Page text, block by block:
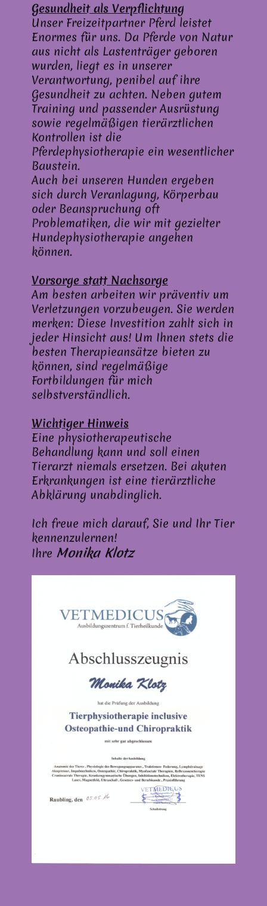
Gesundheit als Verpflichtung
Unser Freizeitpartner Pferd leistet
Enormes für uns. Da Pferde von Natur
aus nicht als Lastenträger geboren
wurden, liegt es in unserer
Verantwortung, penibel auf ihre
Gesundheit zu achten. Neben gutem
Training und passender Ausrüstung
sowie regelmäßigen tierärztlichen
Kontrollen ist die
Pferdephysiotherapie ein wesentlicher
Baustein.
Auch bei unseren Hunden ergeben
sich durch Veranlagung, Körperbau
oder Beanspruchung oft
Problematiken, die wir mit gezielter
Hundephysiotherapie angehen
können.
Vorsorge statt Nachsorge
Am besten arbeiten wir präventiv um
Verletzungen vorzubeugen. Sie werden
merken: Diese Investition zahlt sich in
jeder Hinsicht aus! Um Ihnen stets die
besten Therapieansätze bieten zu
können, sind regelmäßige
Fortbildungen für mich
selbstverständlich.
Wichtiger Hinweis
Eine physiotherapeutische
Behandlung kann und soll einen
Tierarzt niemals ersetzen. Bei akuten
Erkrankungen ist eine tierärztliche
Abklärung unabdinglich.
Ich freue mich darauf, Sie und Ihr Tier
kennenzulernen!
Ihre Monika Klotz